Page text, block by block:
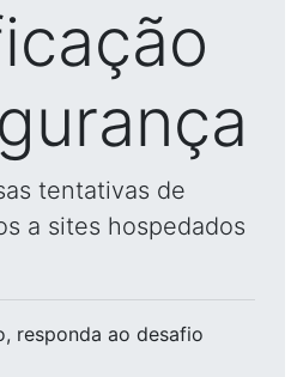
tentativas de
a sites hospedados
, responda ao desafio